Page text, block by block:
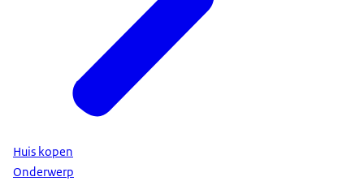
Huis kopen
Onderwerp